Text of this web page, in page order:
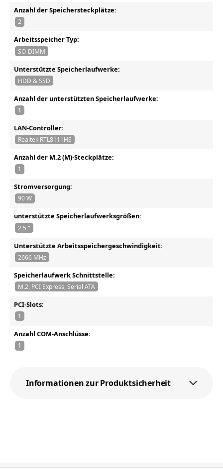
Anzahl der Speichersteckplätze:
2
Arbeitsspeicher Typ:
SO-DIMM
Unterstützte Speicherlaufwerke:
HDD & SSD
Anzahl der unterstützten Speicherlaufwerke:
1
LAN-Controller:
Realtek RTL8111HS
Anzahl der M.2 (M)-Steckplätze:
1
Stromversorgung:
90 W
unterstützte Speicherlaufwerksgrößen:
2,5 "
Unterstützte Arbeitsspeichergeschwindigkeit:
2666 MHz
Speicherlaufwerk Schnittstelle:
M.2, PCI Express, Serial ATA
PCI-Slots:
1
Anzahl COM-Anschlüsse:
1
Informationen zur Produktsicherheit